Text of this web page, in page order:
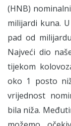
(HNB)
milijardi kuna.
pad od
Najveći dio
tijekom
oko 1 posto
vrijednost
bila niža.